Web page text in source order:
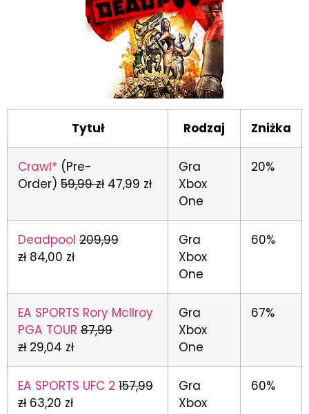
Tytuł Rodzaj Zniżka
Crawl* (Pre-
Order) 59,99 zł47,99 zł
Gra
Xbox
One
20%
Deadpool 209,99
zł84,00 zł
Gra
Xbox
One
60%
EA SPORTS Rory McIlroy
PGA TOUR 87,99
zł29,04 zł
Gra
Xbox
One
67%
EA SPORTS UFC 2 157,99
zł63,20 zł
Gra
Xbox
60%